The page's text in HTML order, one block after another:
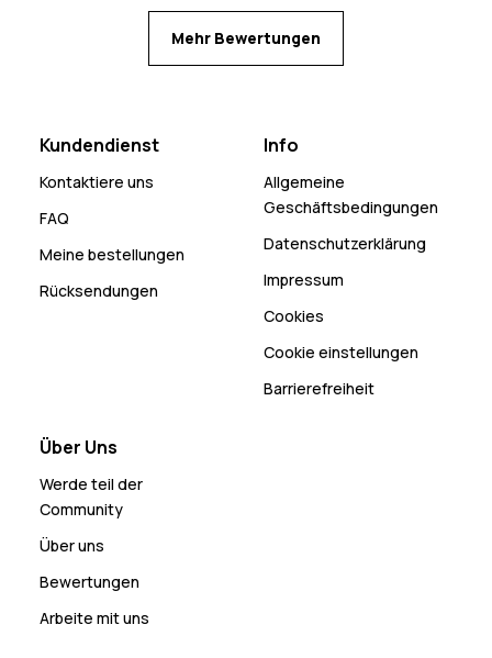
Mehr Bewertungen
Kundendienst
Kontaktiere uns
FAQ
Meine bestellungen
Rücksendungen
Info
Allgemeine
Geschäftsbedingungen
Datenschutzerklärung
Impressum
Cookies
Cookie einstellungen
Barrierefreiheit
Über Uns
Werde teil der
Community
Über uns
Bewertungen
Arbeite mit uns